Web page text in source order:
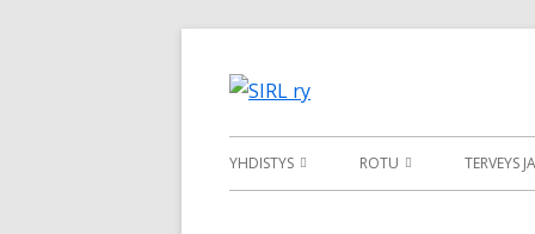
Ensisijainen
YHDISTYS ROTU TERVEYS